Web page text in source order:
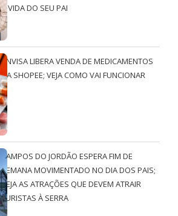
A VIDA DO SEU PAI
ANVISA LIBERA VENDA DE MEDICAMENTOS
NA SHOPEE; VEJA COMO VAI FUNCIONAR
CAMPOS DO JORDÃO ESPERA FIM DE
SEMANA MOVIMENTADO NO DIA DOS PAIS;
VEJA AS ATRAÇÕES QUE DEVEM ATRAIR
TURISTAS À SERRA